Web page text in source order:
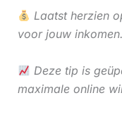
Laatst herzien
voor jouw inkomen.
Deze tip is
maximale online